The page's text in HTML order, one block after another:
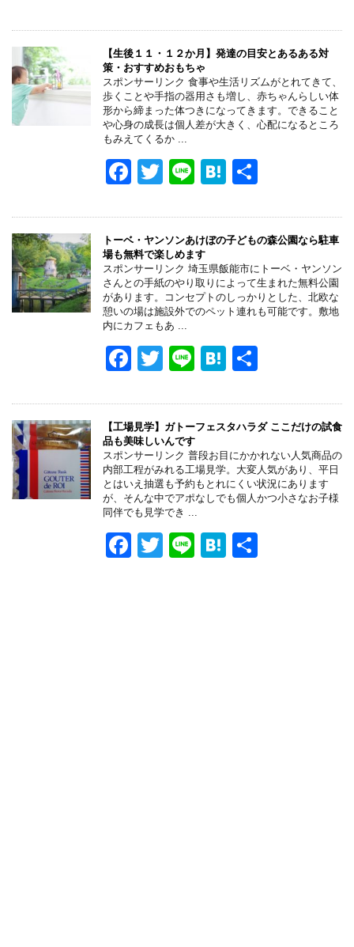
c
e
b
o
o
k
tt
er
e
e
n
a
【生後１１・１２か月】発達の目安とあるある対
策・おすすめおもちゃ
スポンサーリンク 食事や生活リズムがとれてきて、
歩くことや手指の器用さも増し、赤ちゃんらしい体
形から締まった体つきになってきます。できること
や心身の成長は個人差が大きく、心配になるところ
もみえてくるか ...
F
c
e
b
o
o
k
T
tt
er
Li
e
H
e
n
a
トーベ・ヤンソンあけぼの子どもの森公園なら駐車
場も無料で楽しめます
スポンサーリンク 埼玉県飯能市にトーベ・ヤンソン
さんとの手紙のやり取りによって生まれた無料公園
があります。コンセプトのしっかりとした、北欧な
憩いの場は施設外でのペット連れも可能です。敷地
内にカフェもあ ...
F
c
e
b
o
o
k
T
tt
er
Li
e
H
e
n
a
【工場見学】ガトーフェスタハラダ ここだけの試食
品も美味しいんです
スポンサーリンク 普段お目にかかれない人気商品の
内部工程がみれる工場見学。大変人気があり、平日
とはいえ抽選も予約もとれにくい状況にあります
が、そんな中でアポなしでも個人かつ小さなお子様
同伴でも見学でき ...
F
T
Li
H